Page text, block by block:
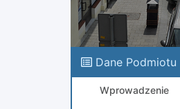
Dane Podmiotu
Wprowadzenie